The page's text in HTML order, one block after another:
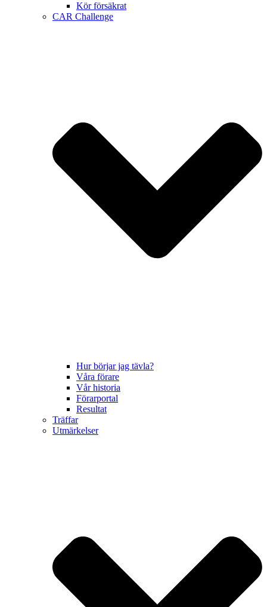
Kör försäkrat
CAR Challenge
Hur börjar jag tävla?
Våra förare
Vår historia
Förarportal
Resultat
Träffar
Utmärkelser